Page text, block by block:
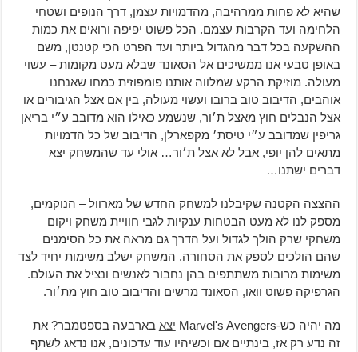
שהיא לא פחות ממרהיבה, מהדמויות עצמן, דרך הנופים ושטחי
הלחימה ועד הקרבות עצמם. הכל פשוט יפיפה ורואים את כמות
ההשקעה בכל דבר מהגדול ביותר ועד הפרט הכי קטנטן, משם
באופן טבעי אנו ממשיכים אל הסאונד שבלא מעט מקומות – עשוי
מעולה. מוזיקת הרקע שמלווה אותנו פומפוזית כמחו שאנחנו
אוהבים, הדיבוב טוב ברובו ועשוי מעולה, בין אם אצל הגיבורים או
אצל הנבלים חוץ מאצל ת׳ור, שנשמע כאילו הוא מדובב ע״י בריאן
גריפין שמדובב ע״י טיסת׳ מקפארלן, הדיבוב של כל הדמויות
מתאים להן יופי, אבל לא אצל ת׳ור… אולי עד שהמשחק יצא
דברים ישתנו…
ההצצה הקטנה שקיבלנו למשחק החדש של מארוול – הנוקמים,
מספק לנו לא מעט הבטחות ענקיות לגבי חוויית משחק ויקום
משחקי שרק הולך לגדול ועל הדרך גם מראה את כל הסימנים
שהם הולכים לספק את הסחורה. המשחק ישלב משימות יחיד לצד
משימות מרובות משתתפים בהן נחבור לאנשים ונציל את העולם.
הגרפיקה פשוט וואו, הסאונד מרשים והדיבוב טוב חוץ מת׳ור.
מה יהיה כש-Marvel's Avengers יצאבארבעה בספטמבר? את
זה נדע רק אז, בינתיים אם וכשיהיו עוד עדכונים, אנו נדאג לשתף